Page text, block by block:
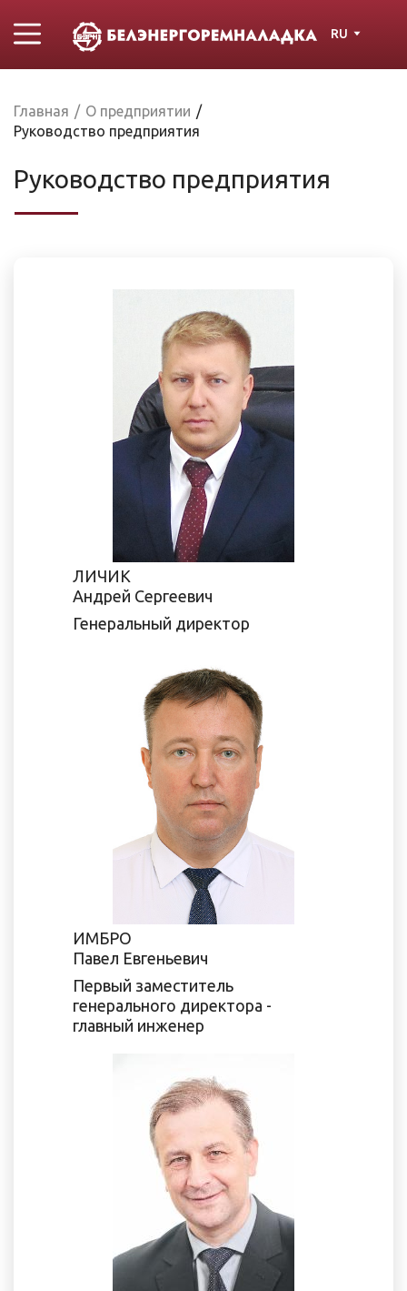
RU
Главная / О предприятии /
Руководство предприятия
Руководство предприятия
ЛИЧИК
Андрей Сергеевич
Генеральный директор
ИМБРО
Павел Евгеньевич
Первый заместитель
генерального директора -
главный инженер